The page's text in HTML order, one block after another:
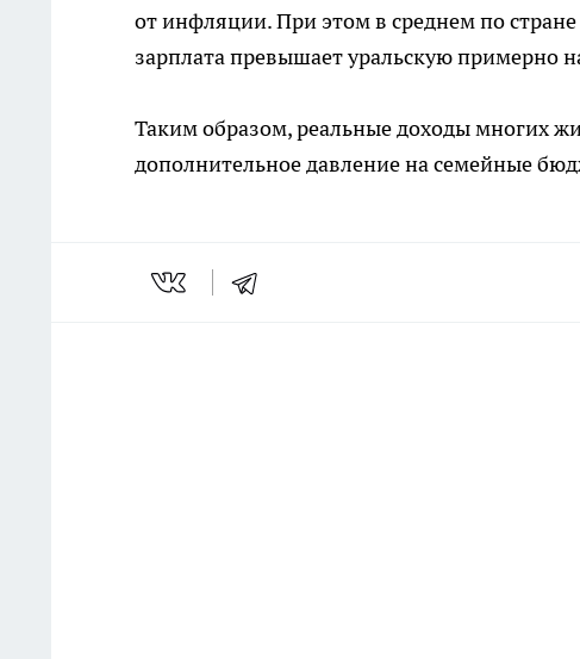
от инфляции. При этом в среднем по стране
зарплата превышает уральскую примерно
Таким образом, реальные доходы многих
дополнительное давление на семейные